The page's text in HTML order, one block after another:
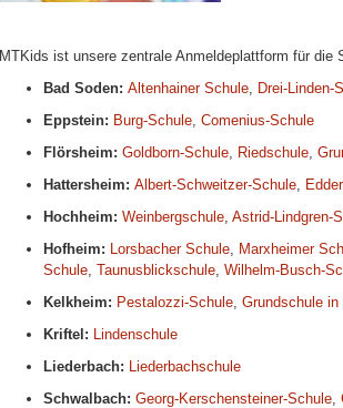
MTKids ist unsere zentrale Anmeldeplattform für die
Bad Soden: Altenhainer Schule, Drei-Linden-
Eppstein: Burg-Schule, Comenius-Schule
Flörsheim: Goldborn-Schule, Riedschule,
Hattersheim: Albert-Schweitzer-Schule,
Hochheim: Weinbergschule, Astrid-Lindgren-
Hofheim: Lorsbacher Schule, Marxheimer
Schule, Taunusblickschule, Wilhelm-Busch-
Kelkheim: Pestalozzi-Schule, Grundschule in
Kriftel: Lindenschule
Liederbach: Liederbachschule
Schwalbach: Georg-Kerschensteiner-Schule,